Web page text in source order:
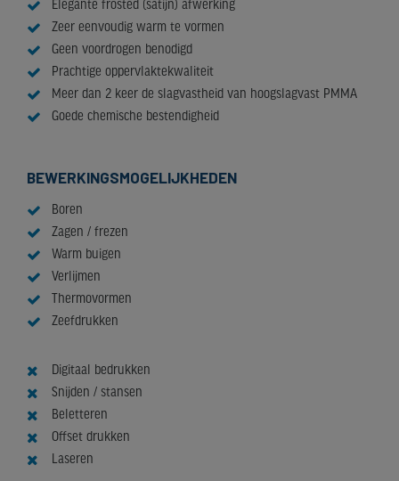
Elegante frosted (satijn) afwerking
Zeer eenvoudig warm te vormen
Geen voordrogen benodigd
Prachtige oppervlaktekwaliteit
Meer dan 2 keer de slagvastheid van hoogslagvast PMMA
Goede chemische bestendigheid
BEWERKINGSMOGELIJKHEDEN
Boren
Zagen / frezen
Warm buigen
Verlijmen
Thermovormen
Zeefdrukken
Digitaal bedrukken
Snijden / stansen
Beletteren
Offset drukken
Laseren